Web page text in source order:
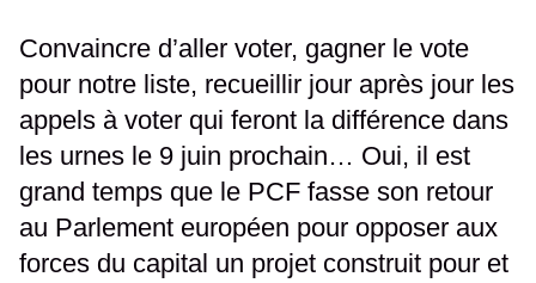
Convaincre d’aller voter, gagner le vote
pour notre liste, recueillir jour après jour les
appels à voter qui feront la différence dans
les urnes le 9 juin prochain… Oui, il est
grand temps que le PCF fasse son retour
au Parlement européen pour opposer aux
forces du capital un projet construit pour et